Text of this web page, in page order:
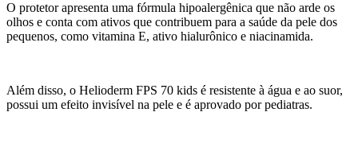
O protetor apresenta uma fórmula hipoalergênica que não arde os
olhos e conta com ativos que contribuem para a saúde da pele dos
pequenos, como vitamina E, ativo hialurônico e niacinamida.
Além disso, o Helioderm FPS 70 kids é resistente à água e ao suor,
possui um efeito invisível na pele e é aprovado por pediatras.